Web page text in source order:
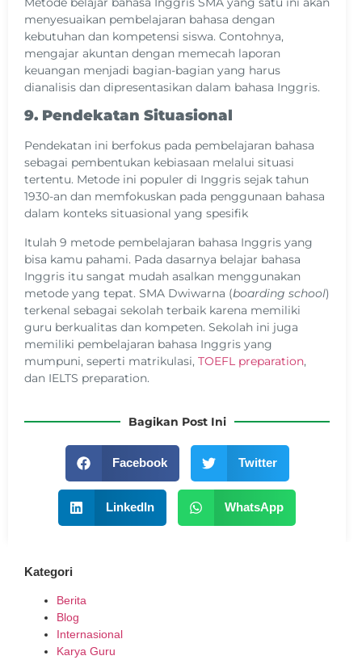
menyesuaikan pembelajaran bahasa dengan
kebutuhan dan kompetensi siswa. Contohnya,
mengajar akuntan dengan memecah laporan
keuangan menjadi bagian-bagian yang harus
dianalisis dan dipresentasikan dalam bahasa Inggris​.
9. Pendekatan Situasional
Pendekatan ini berfokus pada pembelajaran bahasa
sebagai pembentukan kebiasaan melalui situasi
tertentu. Metode ini populer di Inggris sejak tahun
1930-an dan memfokuskan pada penggunaan bahasa
dalam konteks situasional yang spesifik​
Itulah 9 metode pembelajaran bahasa Inggris yang
bisa kamu pahami. Pada dasarnya belajar bahasa
Inggris itu sangat mudah asalkan menggunakan
metode yang tepat. SMA Dwiwarna (boarding school)
terkenal sebagai sekolah terbaik karena memiliki
guru berkualitas dan kompeten. Sekolah ini juga
memiliki pembelajaran bahasa Inggris yang
mumpuni, seperti matrikulasi, TOEFL preparation,
dan IELTS preparation.
Bagikan Post Ini
Facebook Twitter
LinkedIn WhatsApp
Kategori
Berita
Blog
Internasional
Karya Guru